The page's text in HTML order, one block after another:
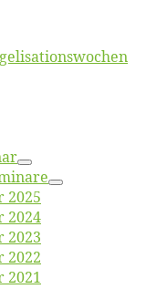
2025
2024
2023
2022
2021